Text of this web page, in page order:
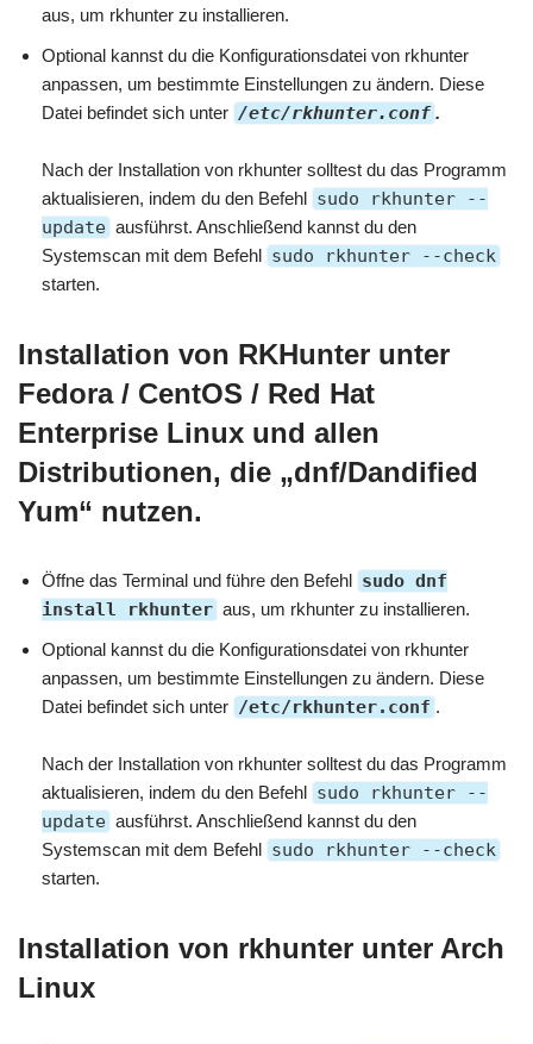
aus, um rkhunter zu installieren.
Optional kannst du die Konfigurationsdatei von rkhunter
anpassen, um bestimmte Einstellungen zu ändern. Diese
Datei befindet sich unter /etc/rkhunter.conf .
Nach der Installation von rkhunter solltest du das Programm
aktualisieren, indem du den Befehl sudo rkhunter --
update ausführst. Anschließend kannst du den
Systemscan mit dem Befehl sudo rkhunter --check
starten.
Installation von RKHunter unter
Fedora / CentOS / Red Hat
Enterprise Linux und allen
Distributionen, die „dnf/Dandified
Yum“ nutzen.
Öffne das Terminal und führe den Befehl sudo dnf
install rkhunter aus, um rkhunter zu installieren.
Optional kannst du die Konfigurationsdatei von rkhunter
anpassen, um bestimmte Einstellungen zu ändern. Diese
Datei befindet sich unter /etc/rkhunter.conf .
Nach der Installation von rkhunter solltest du das Programm
aktualisieren, indem du den Befehl sudo rkhunter --
update ausführst. Anschließend kannst du den
Systemscan mit dem Befehl sudo rkhunter --check
starten.
Installation von rkhunter unter Arch
Linux